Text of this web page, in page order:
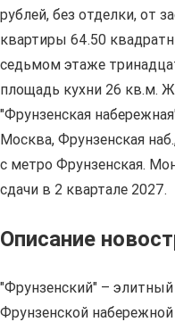
рублей, без отделки, от
квартиры 64.50
седьмом этаже
площадь кухни 26 кв.м.
"Фрунзенская
Москва, Фрунзенская
с метро Фрунзенская.
сдачи в 2 квартале 2027.
Описание
"Фрунзенский" –
Фрунзенской